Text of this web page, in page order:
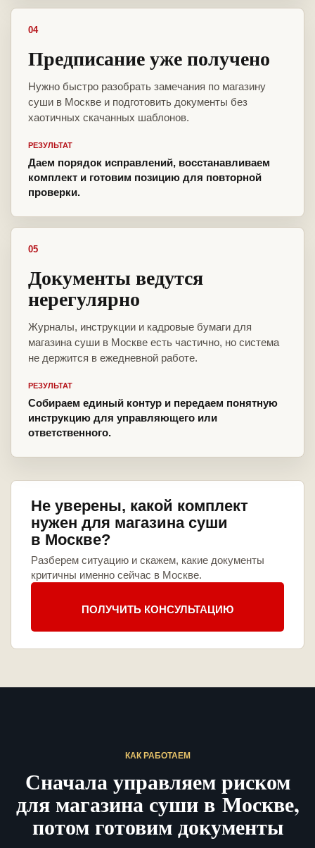
04
Предписание уже получено
Нужно быстро разобрать замечания по магазину
суши в Москве и подготовить документы без
хаотичных скачанных шаблонов.
РЕЗУЛЬТАТ
Даем порядок исправлений, восстанавливаем
комплект и готовим позицию для повторной
проверки.
05
Документы ведутся
нерегулярно
Журналы, инструкции и кадровые бумаги для
магазина суши в Москве есть частично, но система
не держится в ежедневной работе.
РЕЗУЛЬТАТ
Собираем единый контур и передаем понятную
инструкцию для управляющего или
ответственного.
Не уверены, какой комплект
нужен для магазина суши
в Москве?
Разберем ситуацию и скажем, какие документы
критичны именно сейчас в Москве.
ПОЛУЧИТЬ КОНСУЛЬТАЦИЮ
КАК РАБОТАЕМ
Сначала управляем риском
для магазина суши в Москве,
потом готовим документы